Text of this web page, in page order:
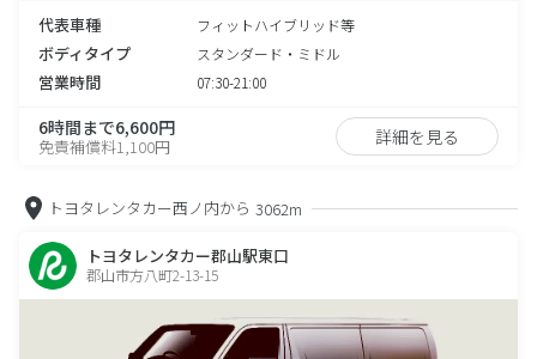
代表車種 フィットハイブリッド等
ボディタイプ スタンダード・ミドル
営業時間 07:30-21:00
6時間まで6,600円
免責補償料1,100円 詳細を見る
トヨタレンタカー西ノ内から 3062m
トヨタレンタカー郡山駅東口
郡山市方八町2-13-15